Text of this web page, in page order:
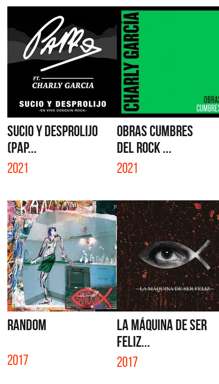
SUCIO Y DESPROLIJO
(PAP...
2021
OBRAS CUMBRES
DEL ROCK ...
2021
RANDOM
2017
LA MÁQUINA DE SER
FELIZ...
2017